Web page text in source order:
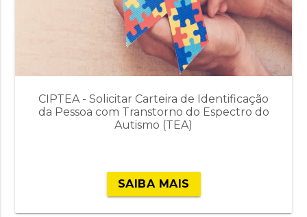
CIPTEA - Solicitar Carteira de Identificação
da Pessoa com Transtorno do Espectro do
Autismo (TEA)
SAIBA MAIS